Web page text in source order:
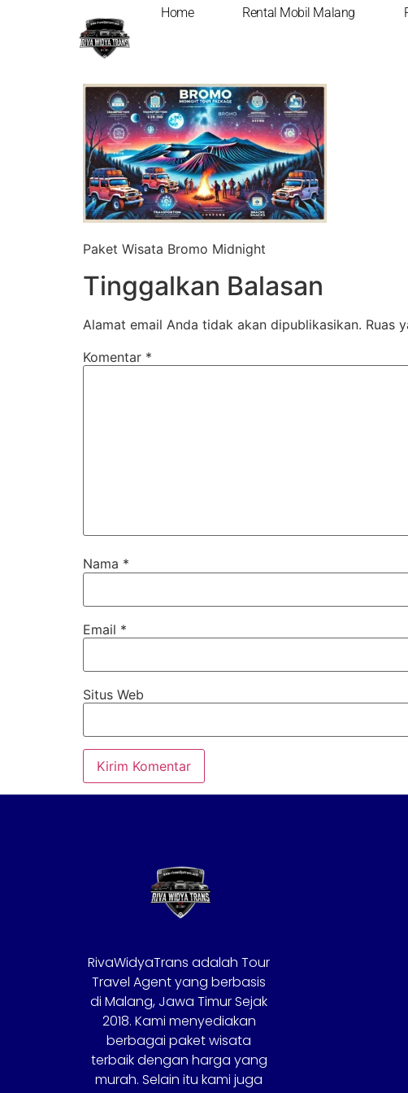
Home Rental Mobil Malang
Paket Wisata Bromo
Paket Wisata Bromo Midnight
Tinggalkan Balasan
Alamat email Anda tidak akan dipublikasikan. Ruas
Komentar *
Nama *
Email *
Situs Web
RivaWidyaTrans adalah Tour
Travel Agent yang berbasis
di Malang, Jawa Timur Sejak
2018. Kami menyediakan
berbagai paket wisata
terbaik dengan harga yang
murah. Selain itu kami juga